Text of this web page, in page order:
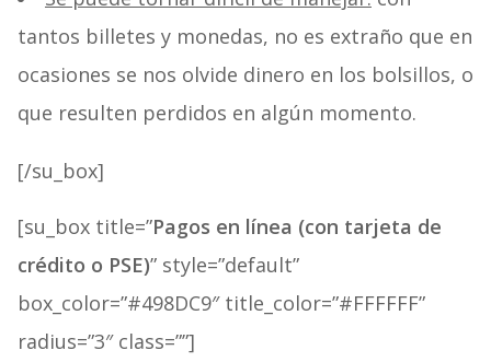
tantos billetes y monedas, no es extraño que en
ocasiones se nos olvide dinero en los bolsillos, o
que resulten perdidos en algún momento.
[/su_box]
[su_box title=”Pagos en línea (con tarjeta de
crédito o PSE)” style=”default”
box_color=”#498DC9″ title_color=”#FFFFFF”
radius=”3″ class=””]